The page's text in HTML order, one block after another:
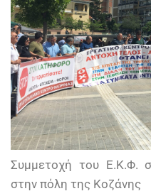
Συμμετοχή του Ε.Κ.Φ.
στην πόλη της Κοζάνης